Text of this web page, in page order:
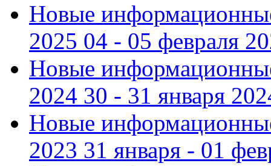
Новые
2025 04 - 05 февраля
Новые
2024 30 - 31 января
Новые
2023 31 января - 01